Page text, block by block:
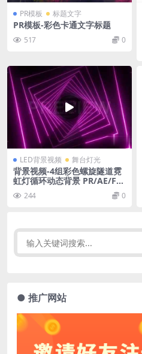
PR模板 标题文字
PR模板-彩色卡通文字标题
517 0
LED背景视频 舞台灯光
背景视频-4组彩色螺旋隧道霓
虹灯循环动态背景 PR/AE/FC
PX视频素材
244 0
● 推广网站